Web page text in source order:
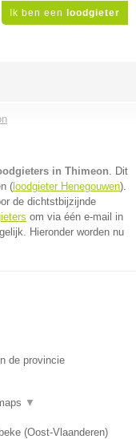
Ik ben een loodgieter
in Thimeon. Dit
( loodgieter Henegouwen).
de dichtstbijzijnde
om via één e-mail in
Hieronder worden nu
de provincie
▼
(Oost-Vlaanderen)